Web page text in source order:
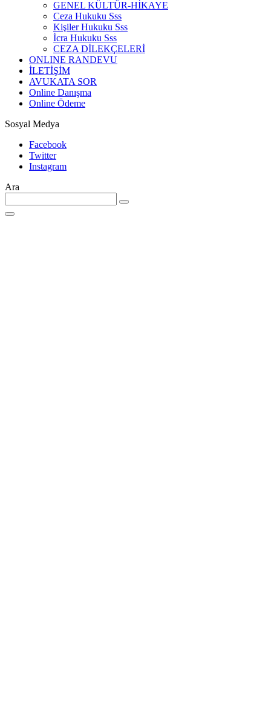
GENEL KÜLTÜR-HİKAYE
Ceza Hukuku Sss
Kişiler Hukuku Sss
İcra Hukuku Sss
CEZA DİLEKÇELERİ
ONLINE RANDEVU
İLETİŞİM
AVUKATA SOR
Online Danışma
Online Ödeme
Sosyal Medya
Facebook
Twitter
Instagram
Ara